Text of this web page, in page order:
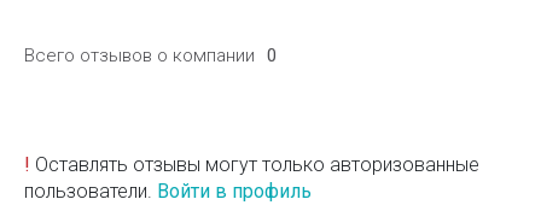
Всего отзывов о компании 0
! Оставлять отзывы могут только авторизованные
пользователи. Войти в профиль